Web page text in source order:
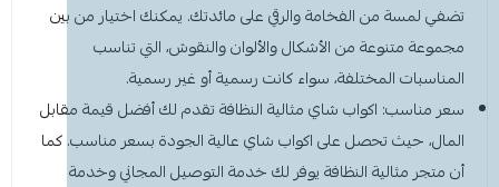
تضفي لمسة من الفخامة والرقي على مائدتك. يمكنك اختيار من بين
مجموعة متنوعة من الأشكال والألوان والنقوش، التي تناسب
المناسبات المختلفة، سواء كانت رسمية أو غير رسمية.
سعر مناسب: اكواب شاي مثالية النظافة تقدم لك أفضل قيمة مقابل
المال، حيث تحصل على اكواب شاي عالية الجودة بسعر مناسب. كما
أن متجر مثالية النظافة يوفر لك خدمة التوصيل المجاني وخدمة